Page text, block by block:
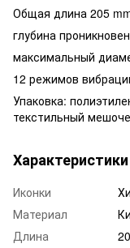
Общая длина 205
глубина
максимальный
12 режимов
Упаковка:
текстильный
Характеристики
Иконки
Материал
Длина